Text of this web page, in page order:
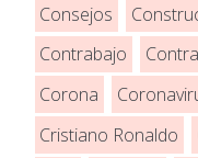
Consejos
Contrabajo
Corona
Cristiano Ronaldo